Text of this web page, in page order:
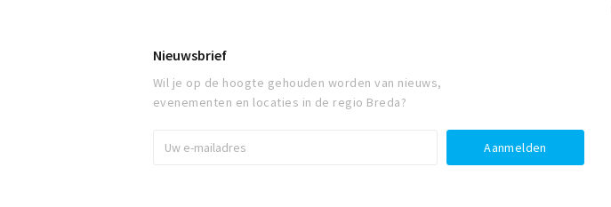
Nieuwsbrief
Wil je op de hoogte gehouden worden van nieuws,
evenementen en locaties in de regio Breda?